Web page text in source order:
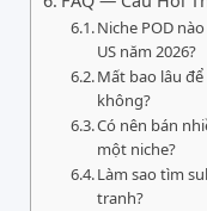
Niche POD
US năm 2026?
Mất bao lâu
không?
Có nên bán
một niche?
Làm sao tìm
tranh?